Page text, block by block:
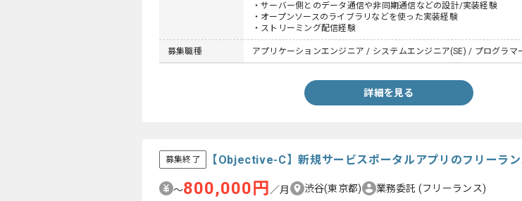
・サーバー側とのデータ通信や非同期通信などの設計/実装経験
・オープンソースのライブラリなどを使った実装経験
・ストリーミング配信経験
募集職種 アプリケーションエンジニア / システムエンジニア(SE) / プログラマ
詳細を見る
募集終了 【Objective-C】新規サービスポータルアプリのフリーラ
〜800,000円 ／月 渋谷(東京都) 業務委託 (フリーランス)